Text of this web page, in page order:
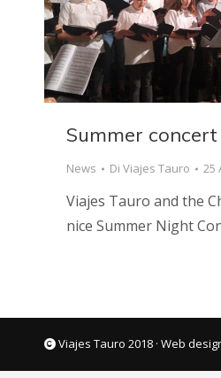
Summer
News Di Viajes Tauro 25
Viajes Tauro and the
nice Summer Night
Viajes Tauro 2018 · Web